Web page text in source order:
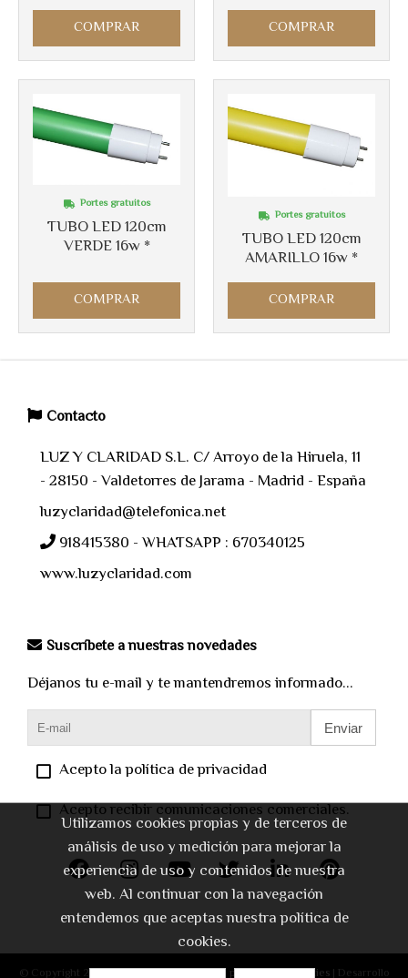
COMPRAR COMPRAR
TUBO LED 120cm
VERDE 16w *
Portes gratuitos
COMPRAR
TUBO LED 120cm
AMARILLO 16w *
Portes gratuitos
COMPRAR
Contacto
LUZ Y CLARIDAD S.L. C/ Arroyo de la Hiruela, 11
- 28150 - Valdetorres de Jarama - Madrid - España
luzyclaridad@telefonica.net
918415380 - WHATSAPP : 670340125
www.luzyclaridad.com
Suscríbete a nuestras novedades
Déjanos tu e-mail y te mantendremos informado...
Enviar
Acepto la política de privacidad
Acepto recibir comunicaciones comerciales.
© Copyright 2026 |Aviso legal|Política de privacidad|Cookies| Desarrollo
Utilizamos cookies propias y de terceros de
análisis de uso y medición para mejorar la
experiencia de uso y contenidos de nuestra
web. Al continuar con la navegación
entendemos que aceptas nuestra política de
cookies.